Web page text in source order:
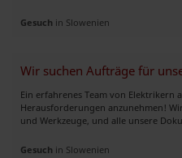
Gesuch in Slowenien
Wir suchen Aufträge für
Ein erfahrenes Team von Elektrikern
Herausforderungen anzunehmen!
und Werkzeuge, und alle unsere
Gesuch in Slowenien